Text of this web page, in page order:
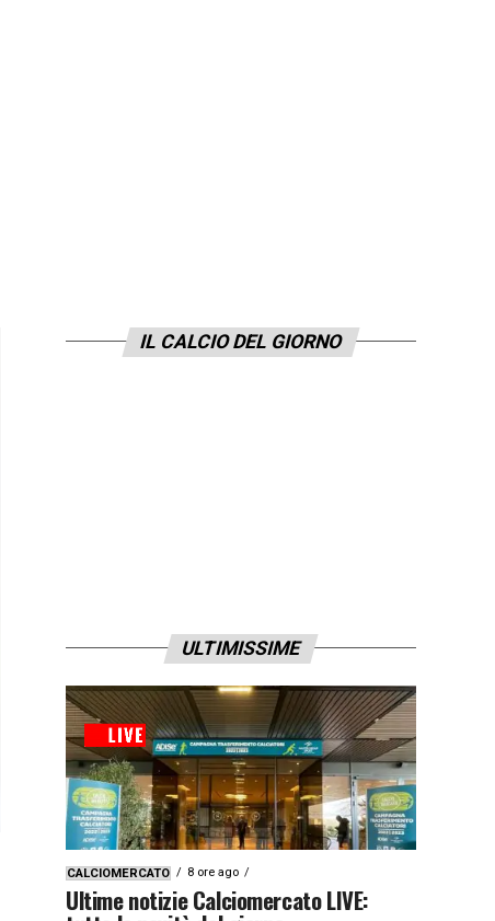
IL CALCIO DEL GIORNO
ULTIMISSIME
CALCIOMERCATO 8 ore ago
Ultime notizie Calciomercato LIVE: